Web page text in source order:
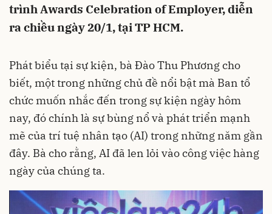
trình Awards Celebration of Employer, diễn
ra chiều ngày 20/1, tại TP HCM.
Phát biểu tại sự kiện, bà Đào Thu Phương cho
biết, một trong những chủ đề nổi bật mà Ban tổ
chức muốn nhắc đến trong sự kiện ngày hôm
nay, đó chính là sự bùng nổ và phát triển mạnh
mẽ của trí tuệ nhân tạo (AI) trong những năm gần
đây. Bà cho rằng, AI đã len lỏi vào công việc hàng
ngày của chúng ta.